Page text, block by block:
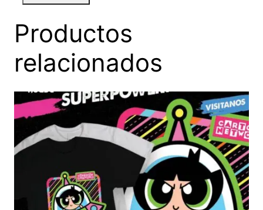
Productos
relacionados